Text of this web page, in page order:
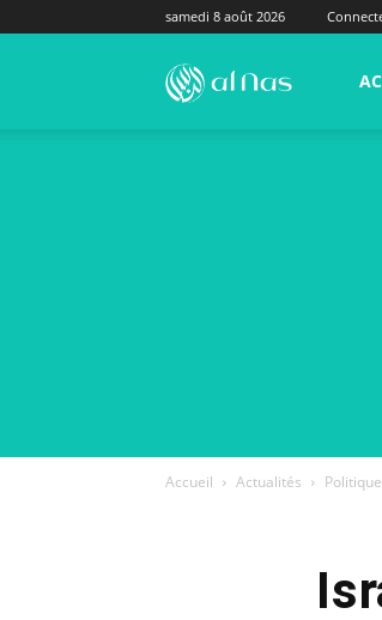
samedi 8 août 2026
alNas.fr
Accueil Actualités Politique